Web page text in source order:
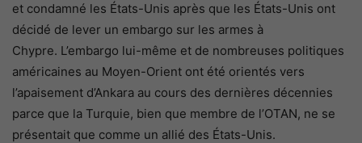
et condamné les États-Unis après que les États-Unis ont
décidé de lever un embargo sur les armes à
Chypre. L’embargo lui-même et de nombreuses politiques
américaines au Moyen-Orient ont été orientés vers
l’apaisement d’Ankara au cours des dernières décennies
parce que la Turquie, bien que membre de l’OTAN, ne se
présentait que comme un allié des États-Unis.